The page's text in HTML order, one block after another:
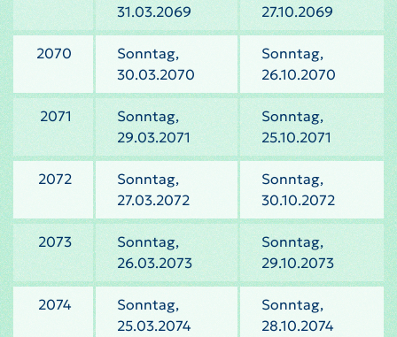
31.03.2069
27.10.2069
2070
Sonntag,
30.03.2070
Sonntag,
26.10.2070
2071
Sonntag,
29.03.2071
Sonntag,
25.10.2071
2072
Sonntag,
27.03.2072
Sonntag,
30.10.2072
2073
Sonntag,
26.03.2073
Sonntag,
29.10.2073
2074
Sonntag,
25.03.2074
Sonntag,
28.10.2074